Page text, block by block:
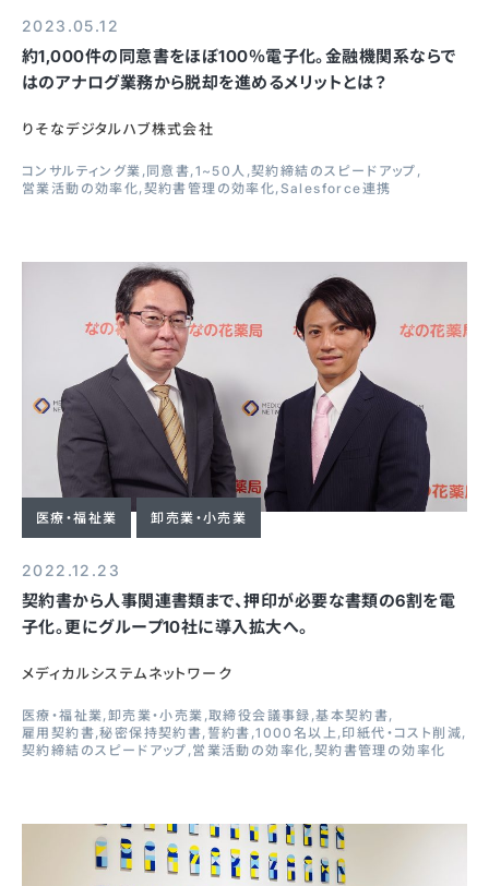
2023.05.12
約1,000件の同意書をほぼ100％電子化。金融機関系ならで
はのアナログ業務から脱却を進めるメリットとは？
りそなデジタルハブ株式会社
コンサルティング業 同意書 1~50人 契約締結のスピードアップ
営業活動の効率化 契約書管理の効率化 Salesforce連携
医療・福祉業 卸売業・小売業
2022.12.23
契約書から人事関連書類まで、押印が必要な書類の6割を電
子化。更にグループ10社に導入拡大へ。
メディカルシステムネットワーク
医療・福祉業 卸売業・小売業 取締役会議事録 基本契約書
雇用契約書 秘密保持契約書 誓約書 1000名以上 印紙代・コスト削減
契約締結のスピードアップ 営業活動の効率化 契約書管理の効率化